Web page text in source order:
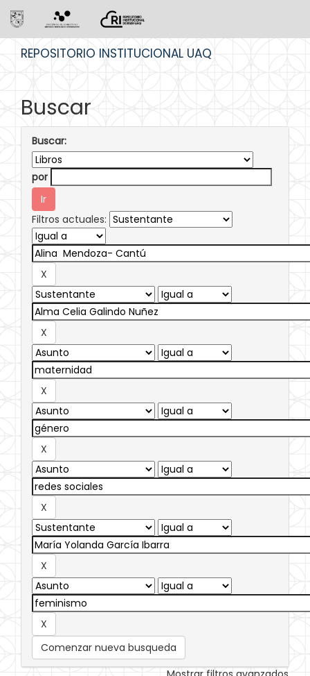
REPOSITORIO INSTITUCIONAL UAQ
Buscar
Buscar:
por
Filtros actuales:
Comenzar nueva busqueda